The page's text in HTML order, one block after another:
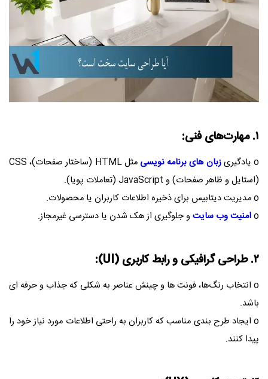
۱. مهارت‌های فنی:
o یادگیری زبان‌ های برنامه‌ نویسی
مثل HTML (ساختار صفحات)، CSS
(استایل و ظاهر صفحات) و JavaScript (تعاملات پویا).
o مدیریت دیتابیس برای ذخیره اطلاعات کاربران یا محصولات.
oامنیت وب سایتو جلوگیری از هک شدن یا دسترسی غیرمجاز.
۲. طراحی گرافیکی و رابط کاربری (UI):
o انتخاب رنگ‌ها، فونت‌ ها و چینش عناصر به شکلی که جذاب و حرفه‌ ای
باشد.
o ایجاد طرح‌ بندی مناسب که کاربران به راحتی اطلاعات مورد نیاز خود را
پیدا کنند.